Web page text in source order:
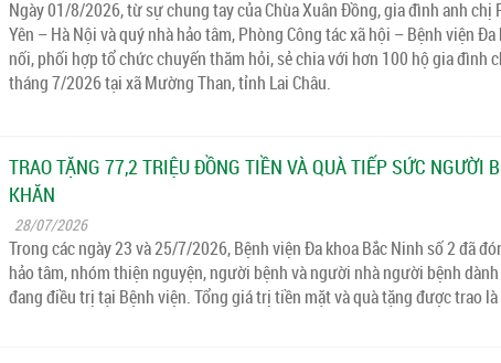
Ngày 01/8/2026, từ sự chung tay của Chùa Xuân Đồng, gia đình anh
Yên – Hà Nội và quý nhà hảo tâm, Phòng Công tác xã hội – Bệnh viện
nối, phối hợp tổ chức chuyến thăm hỏi, sẻ chia với hơn 100 hộ gia đình
tháng 7/2026 tại xã Mường Than, tỉnh Lai Châu.
TRAO TẶNG 77,2 TRIỆU ĐỒNG TIỀN VÀ QUÀ TIẾP SỨC NGƯỜI
KHĂN
28/07/2026
Trong các ngày 23 và 25/7/2026, Bệnh viện Đa khoa Bắc Ninh số 2 đã
hảo tâm, nhóm thiện nguyện, người bệnh và người nhà người bệnh
đang điều trị tại Bệnh viện. Tổng giá trị tiền mặt và quà tặng được trao